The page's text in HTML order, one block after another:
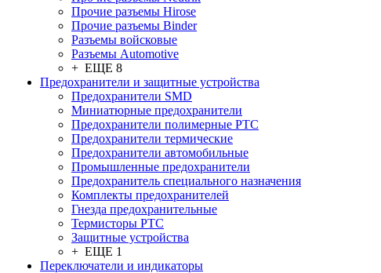
Прочие разъемы Hirose
Прочие разъемы Binder
Разъемы войсковые
Разъeмы Automotive
+ ЕЩЕ 8
Предохранители и защитные устройства
Предохранители SMD
Миниатюрные предохранители
Предохранители полимерные PTC
Предохранители термические
Предохранители автомобильные
Промышленные предохранители
Предохранитель специального назначения
Комплекты предохранителей
Гнезда предохранительные
Термисторы PTC
Защитные устройства
+ ЕЩЕ 1
Переключатели и индикаторы